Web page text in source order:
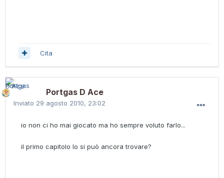
Cita
Portgas D Ace
Inviato 29 agosto 2010, 23:02
io non ci ho mai giocato ma ho sempre voluto farlo...
il primo capitolo lo si può ancora trovare?